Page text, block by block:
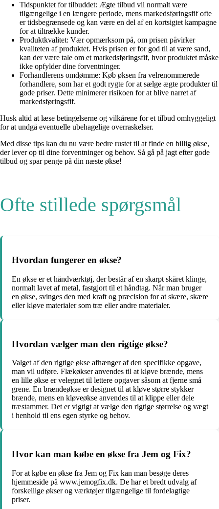
Tidspunktet for tilbuddet: Ægte tilbud vil normalt være
tilgængelige i en længere periode, mens markedsføringsfif ofte
er tidsbegrænsede og kan være en del af en kortsigtet kampagne
for at tiltrække kunder.
Produktkvalitet: Vær opmærksom på, om prisen påvirker
kvaliteten af produktet. Hvis prisen er for god til at være sand,
kan der være tale om et markedsføringsfif, hvor produktet måske
ikke opfylder dine forventninger.
Forhandlerens omdømme: Køb øksen fra velrenommerede
forhandlere, som har et godt rygte for at sælge ægte produkter til
gode priser. Dette minimerer risikoen for at blive narret af
markedsføringsfif.
Husk altid at læse betingelserne og vilkårene for et tilbud omhyggeligt
for at undgå eventuelle ubehagelige overraskelser.
Med disse tips kan du nu være bedre rustet til at finde en billig økse,
der lever op til dine forventninger og behov. Så gå på jagt efter gode
tilbud og spar penge på din næste økse!
Ofte stillede spørgsmål
Hvordan fungerer en økse?
En økse er et håndværktøj, der består af en skarpt skåret klinge,
normalt lavet af metal, fastgjort til et håndtag. Når man bruger
en økse, svinges den med kraft og præcision for at skære, skære
eller kløve materialer som træ eller andre materialer.
Hvordan vælger man den rigtige økse?
Valget af den rigtige økse afhænger af den specifikke opgave,
man vil udføre. Flækøkser anvendes til at kløve brænde, mens
en lille økse er velegnet til lettere opgaver såsom at fjerne små
grene. En brændeøkse er designet til at kløve større stykker
brænde, mens en kløveøkse anvendes til at klippe eller dele
træstammer. Det er vigtigt at vælge den rigtige størrelse og vægt
i henhold til ens egen styrke og behov.
Hvor kan man købe en økse fra Jem og Fix?
For at købe en økse fra Jem og Fix kan man besøge deres
hjemmeside på www.jemogfix.dk. De har et bredt udvalg af
forskellige økser og værktøjer tilgængelige til fordelagtige
priser.